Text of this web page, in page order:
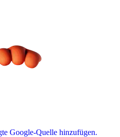
Google-Quelle hinzufügen.